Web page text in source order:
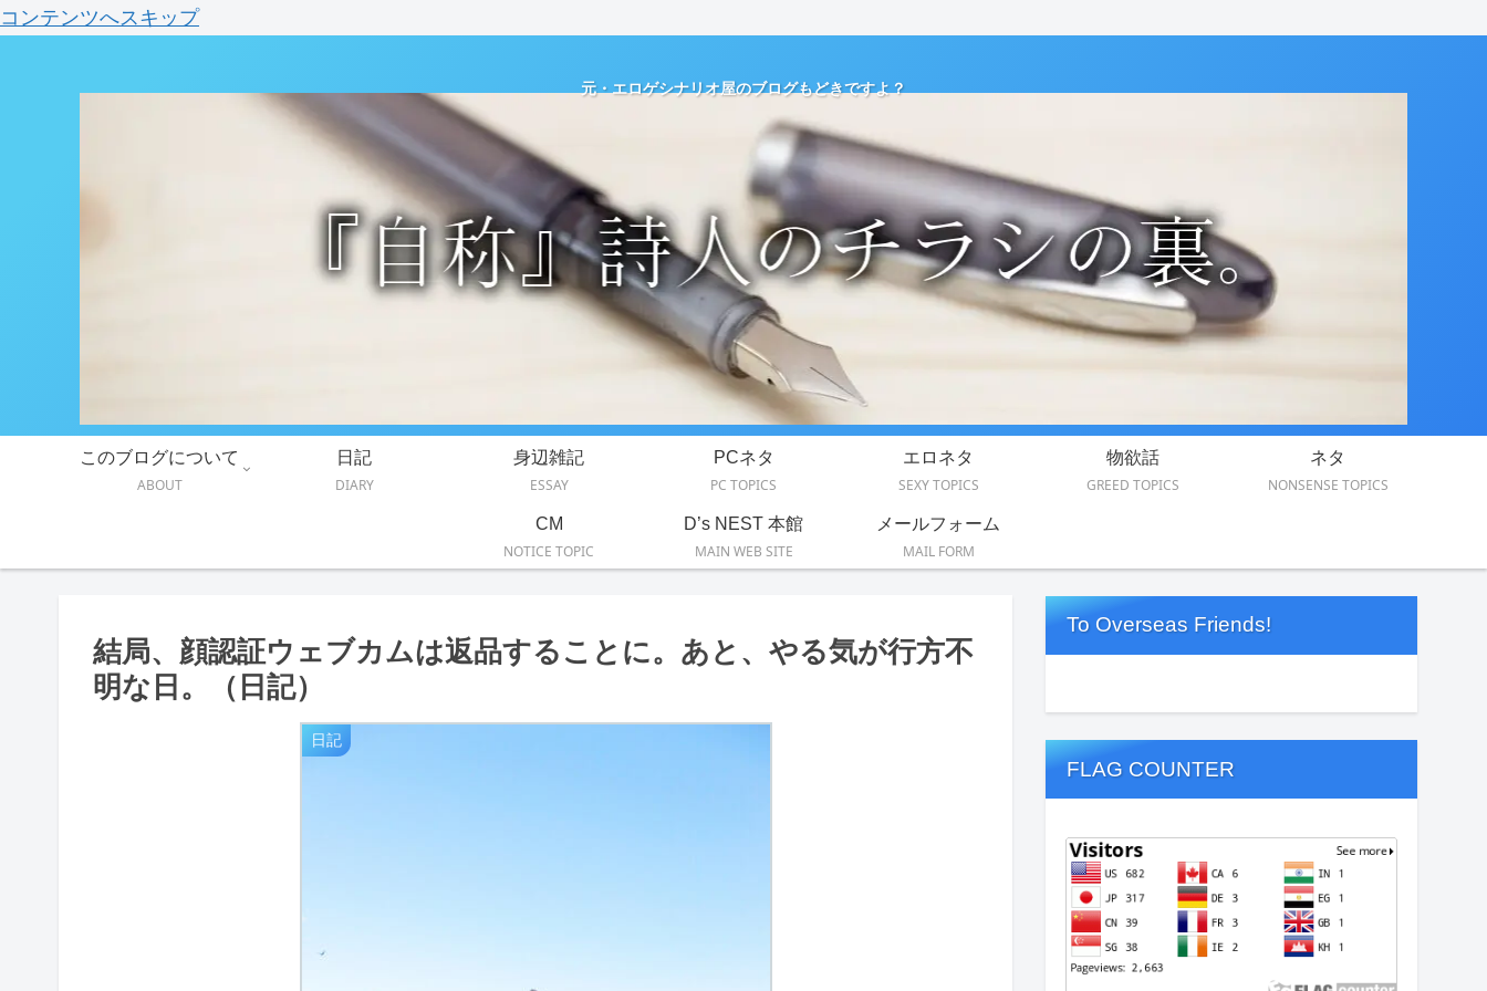
コンテンツへスキップ
元・エロゲシナリオ屋のブログもどきですよ？
このブログについて
ABOUT
日記
DIARY
身辺雑記
ESSAY
PCネタ
PC TOPICS
エロネタ
SEXY TOPICS
物欲話
GREED TOPICS
ネタ
NONSENSE TOPICS
CM
NOTICE TOPIC
D’s NEST 本館
MAIN WEB SITE
メールフォーム
MAIL FORM
結局、顔認証ウェブカムは返品することに。あと、やる気が行方不
明な日。（日記）
日記
To Overseas Friends!
FLAG COUNTER